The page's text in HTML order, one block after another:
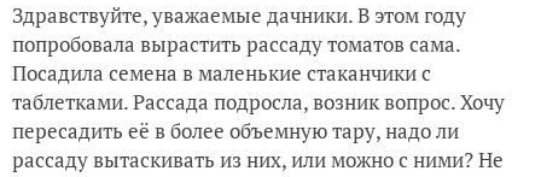
Здравствуйте, уважаемые дачники. В этом году
попробовала вырастить рассаду томатов сама.
Посадила семена в маленькие стаканчики с
таблетками. Рассада подросла, возник вопрос. Хочу
пересадить её в более объемную тару, надо ли
рассаду вытаскивать из них, или можно с ними? Не